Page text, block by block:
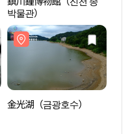
박물관）
金光湖（금광호수）